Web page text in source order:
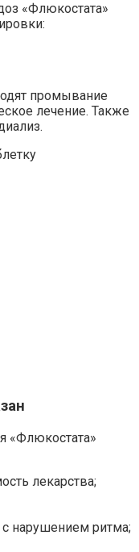
«Флюкостата»
промывание
лечение. Также
«Флюкостата»
лекарства;
нарушением ритма;